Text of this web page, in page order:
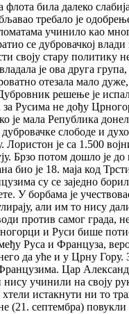
била далеко
требало је
учинило као
се дубровачкој влади
своју стару политику
је ова друга
отезала мало
решење је
Русима не дођу
мала Република
слободе и
је са 1.500
Брзо потом дошло је до
био је 18. маја код
су се заједно
У борбама је
али им то нису
против самог града,
и Руси бише
Руса и Француза,
да уће и у Црну Гору.
Цар
учинили на своју
истакнути ни то
септембра) повукли